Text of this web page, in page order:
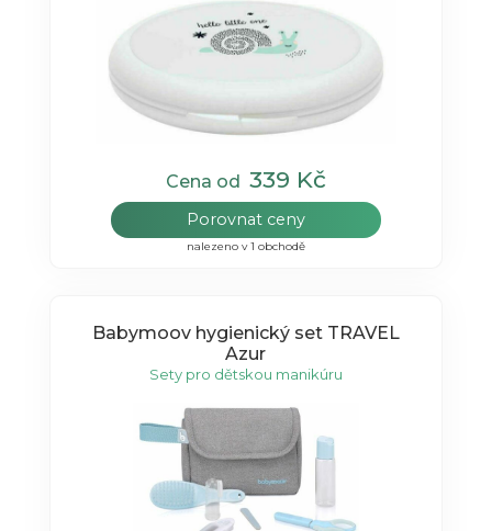
Cena od 339 Kč
Porovnat ceny
nalezeno v 1 obchodě
Babymoov hygienický set TRAVEL
Azur
Sety pro dětskou manikúru